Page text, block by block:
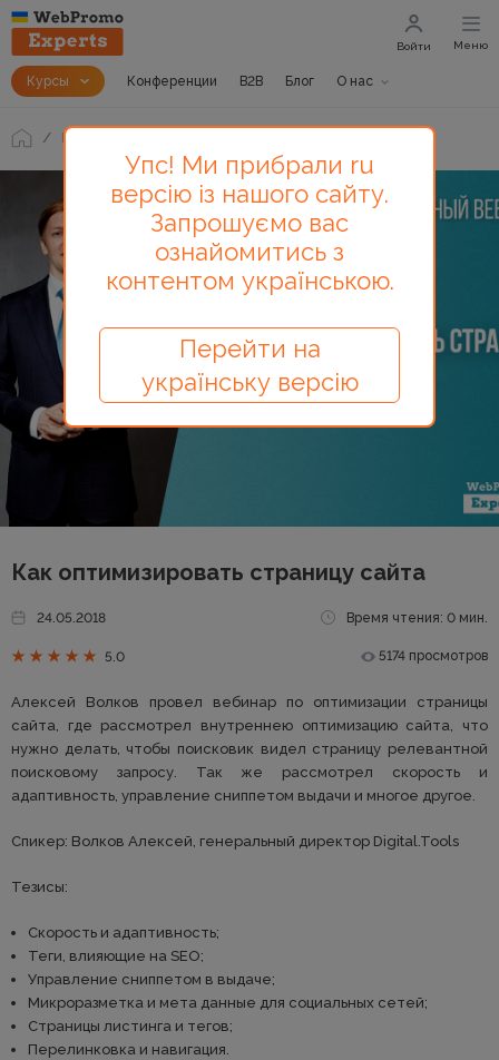
Курсы Конференции B2B Блог О нас
Войти Меню
Блог
Как оптимизировать страницу сайта
24.05.2018 Время чтения: 0 мин.
5.0 5174 просмотров
Алексей Волков провел вебинар по оптимизации страницы
сайта, где рассмотрел внутреннею оптимизацию сайта, что
нужно делать, чтобы поисковик видел страницу релевантной
поисковому запросу. Так же рассмотрел скорость и
адаптивность, управление сниппетом выдачи и многое другое.
Спикер: Волков Алексей, генеральный директор Digital.Tools
Тезисы:
Скорость и адаптивность;
Теги, влияющие на SEO;
Управление сниппетом в выдаче;
Микроразметка и мета данные для социальных сетей;
Страницы листинга и тегов;
Перелинковка и навигация.
Упс! Ми прибрали ru
версію із нашого сайту.
Запрошуємо вас
ознайомитись з
контентом українською.
Перейти на
українську версію